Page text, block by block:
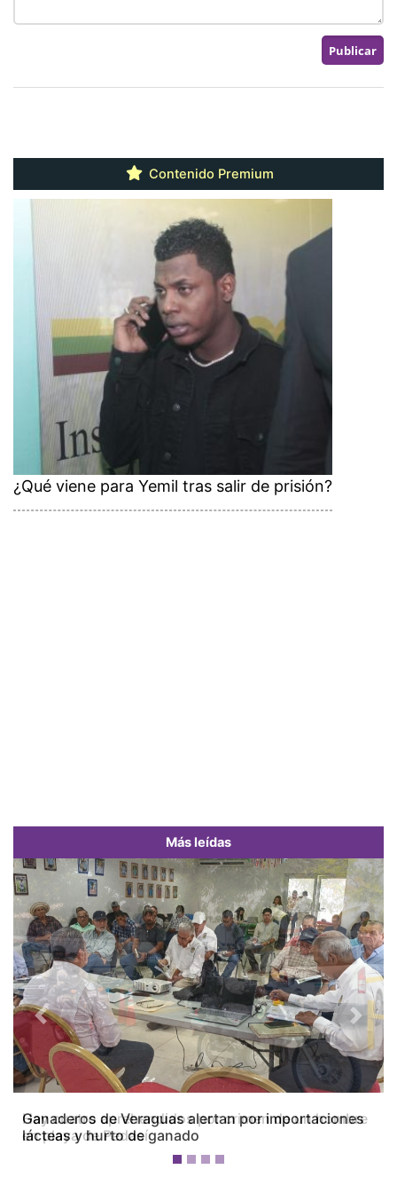
Contenido Premium
¿Qué viene para Yemil tras salir de prisión?
Más leídas
Ganaderos de Veraguas alertan por importaciones
lácteas y hurto de ganado
Previous Next